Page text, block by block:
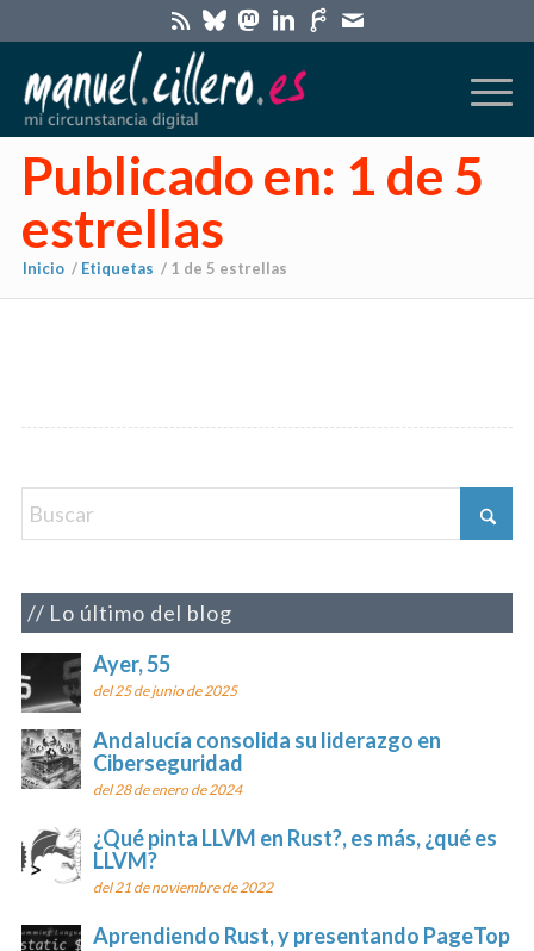
Publicado en: 1 de 5
estrellas
Inicio / Etiquetas / 1 de 5 estrellas
Lo último del blog
Ayer, 55
del 25 de junio de 2025
Andalucía consolida su liderazgo en
Ciberseguridad
del 28 de enero de 2024
¿Qué pinta LLVM en Rust?, es más, ¿qué es
LLVM?
del 21 de noviembre de 2022
Aprendiendo Rust, y presentando PageTop